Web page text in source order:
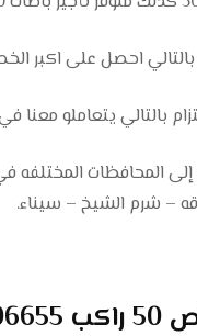
بالتالي احصل على اكبر
بالتالي يتعاملو
بالتالي الذهاب إلى
– شرم الشيخ – سيناء.